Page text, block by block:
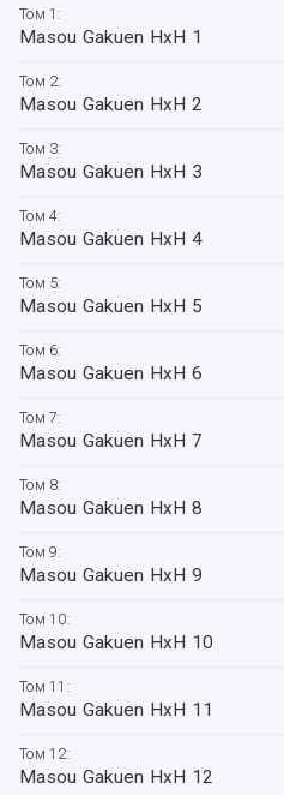
Том 1:
Masou Gakuen HxH 1
Том 2:
Masou Gakuen HxH 2
Том 3:
Masou Gakuen HxH 3
Том 4:
Masou Gakuen HxH 4
Том 5:
Masou Gakuen HxH 5
Том 6:
Masou Gakuen HxH 6
Том 7:
Masou Gakuen HxH 7
Том 8:
Masou Gakuen HxH 8
Том 9:
Masou Gakuen HxH 9
Том 10:
Masou Gakuen HxH 10
Том 11:
Masou Gakuen HxH 11
Том 12:
Masou Gakuen HxH 12